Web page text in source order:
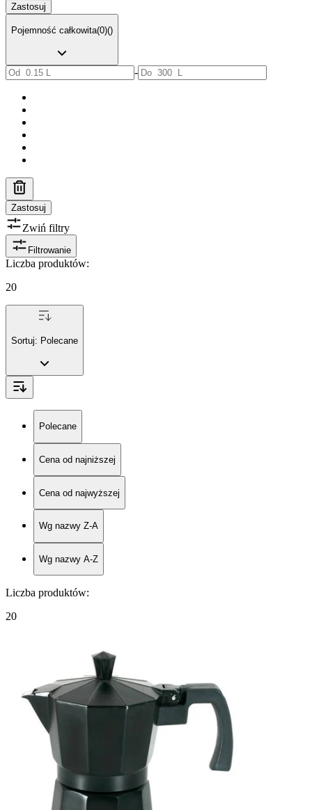
Zastosuj
Pojemność całkowita(0)()
-
Zastosuj
Zwiń filtry
Filtrowanie
Liczba produktów:
20
Sortuj: Polecane
Polecane
Cena od najniższej
Cena od najwyższej
Wg nazwy Z-A
Wg nazwy A-Z
Liczba produktów:
20